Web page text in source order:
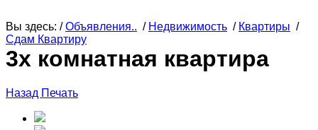
Вы здесь: /Объявления.. / Недвижимость / Квартиры /
Сдам Квартиру
3х комнатная квартира
Назад Печать